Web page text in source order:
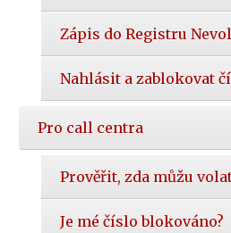
Zápis do Registru
Nahlásit a zablokovat
Pro call centra
Prověřit, zda můžu
Je mé číslo blokováno?